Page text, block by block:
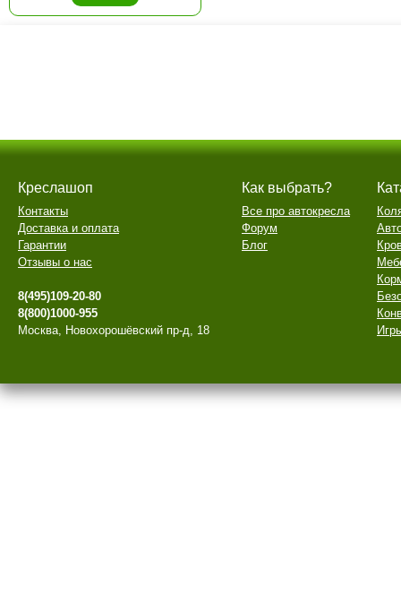
Креслашоп
Контакты
Доставка и оплата
Гарантии
Отзывы о нас
8(495)109-20-80
8(800)1000-955
Москва, Новохорошёвский пр-д, 18
Как выбрать?
Все про автокресла
Форум
Блог